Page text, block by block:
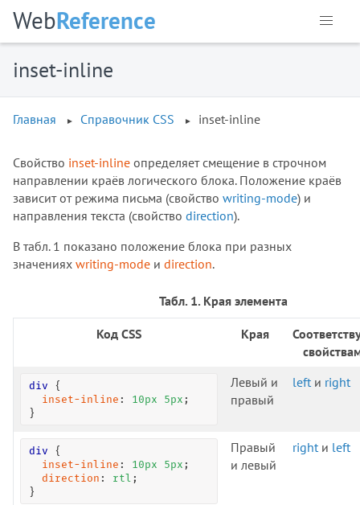
WebReference
inset-inline
Главная Справочник CSS inset-inline
Свойство inset-inline определяет смещение в строчном
направлении краёв логического блока. Положение краёв
зависит от режима письма (свойство writing-mode) и
направления текста (свойство direction).
В табл. 1 показано положение блока при разных
значениях writing-mode и direction.
Табл. 1. Края элемента
Код CSS Края
div {
inset-inline : 10px 5px ;
}
Левый и
правый
left и right
div {
inset-inline : 10px 5px ;
direction : rtl ;
}
Правый
и левый
right и left
border-block-end-color
border-block-start
border-block-start-color
border-block-start-style
border-block-style
border-block-width
border-bottom
border-bottom-color
border-bottom-left-radius
border-bottom-right-radius
border-collapse
border-end-start-radius
border-image
border-image-repeat
border-image-source
border-inline